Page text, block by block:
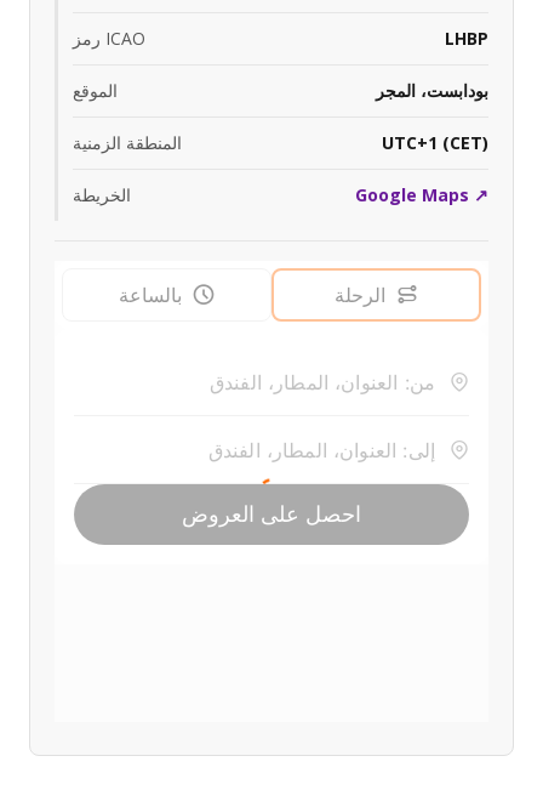
رمز ICAO LHBP
الموقع بودابست، المجر
المنطقة الزمنية UTC+1 (CET)
الخريطة Google Maps ↗